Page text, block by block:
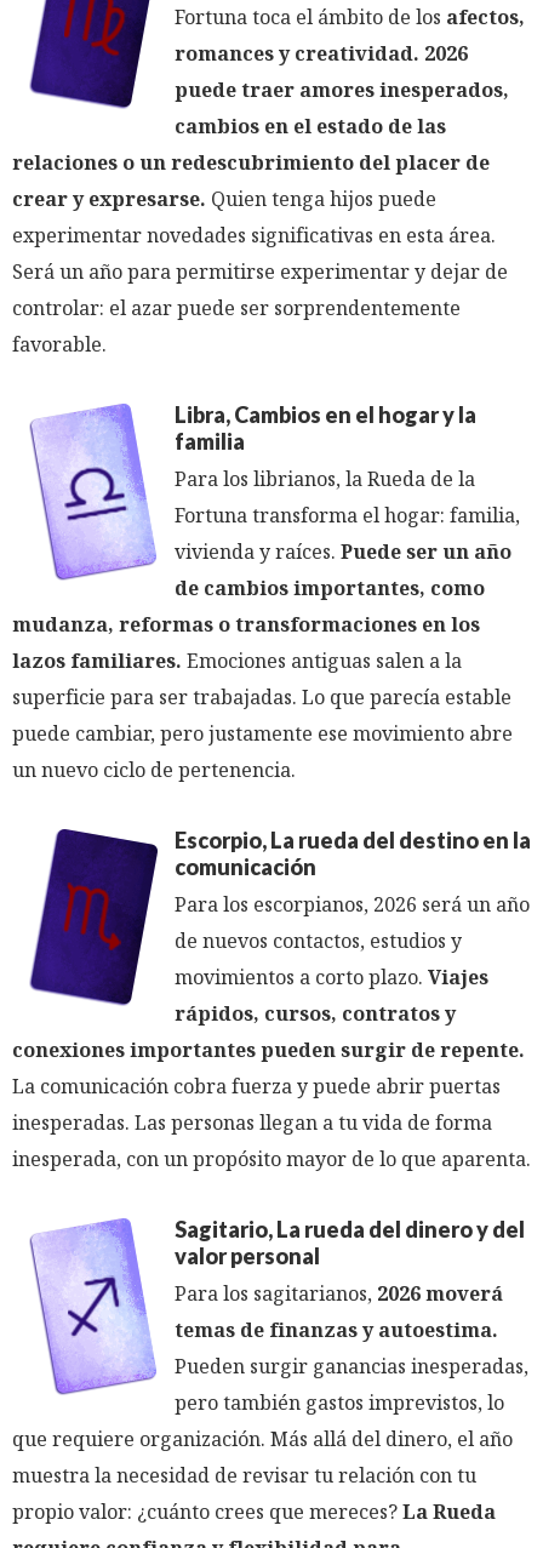
Fortuna toca el ámbito de los afectos,
romances y creatividad. 2026
puede traer amores inesperados,
cambios en el estado de las
relaciones o un redescubrimiento del placer de
crear y expresarse. Quien tenga hijos puede
experimentar novedades significativas en esta área.
Será un año para permitirse experimentar y dejar de
controlar: el azar puede ser sorprendentemente
favorable.
Libra, Cambios en el hogar y la
familia
Para los librianos, la Rueda de la
Fortuna transforma el hogar: familia,
vivienda y raíces. Puede ser un año
de cambios importantes, como
mudanza, reformas o transformaciones en los
lazos familiares. Emociones antiguas salen a la
superficie para ser trabajadas. Lo que parecía estable
puede cambiar, pero justamente ese movimiento abre
un nuevo ciclo de pertenencia.
Escorpio, La rueda del destino en la
comunicación
Para los escorpianos, 2026 será un año
de nuevos contactos, estudios y
movimientos a corto plazo. Viajes
rápidos, cursos, contratos y
conexiones importantes pueden surgir de repente.
La comunicación cobra fuerza y ​​puede abrir puertas
inesperadas. Las personas llegan a tu vida de forma
inesperada, con un propósito mayor de lo que aparenta.
Sagitario, La rueda del dinero y del
valor personal
Para los sagitarianos, 2026 moverá
temas de finanzas y autoestima.
Pueden surgir ganancias inesperadas,
pero también gastos imprevistos, lo
que requiere organización. Más allá del dinero, el año
muestra la necesidad de revisar tu relación con tu
propio valor: ¿cuánto crees que mereces?La Rueda